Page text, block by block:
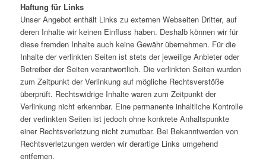
Haftung für Links
Unser Angebot enthält Links zu externen Webseiten Dritter, auf
deren Inhalte wir keinen Einfluss haben. Deshalb können wir für
diese fremden Inhalte auch keine Gewähr übernehmen. Für die
Inhalte der verlinkten Seiten ist stets der jeweilige Anbieter oder
Betreiber der Seiten verantwortlich. Die verlinkten Seiten wurden
zum Zeitpunkt der Verlinkung auf mögliche Rechtsverstöße
überprüft. Rechtswidrige Inhalte waren zum Zeitpunkt der
Verlinkung nicht erkennbar. Eine permanente inhaltliche Kontrolle
der verlinkten Seiten ist jedoch ohne konkrete Anhaltspunkte
einer Rechtsverletzung nicht zumutbar. Bei Bekanntwerden von
Rechtsverletzungen werden wir derartige Links umgehend
entfernen.